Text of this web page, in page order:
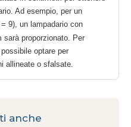
Ad esempio, per un
9), un lampadario con
sarà proporzionato. Per
optare per
allineate o sfalsate.
anche